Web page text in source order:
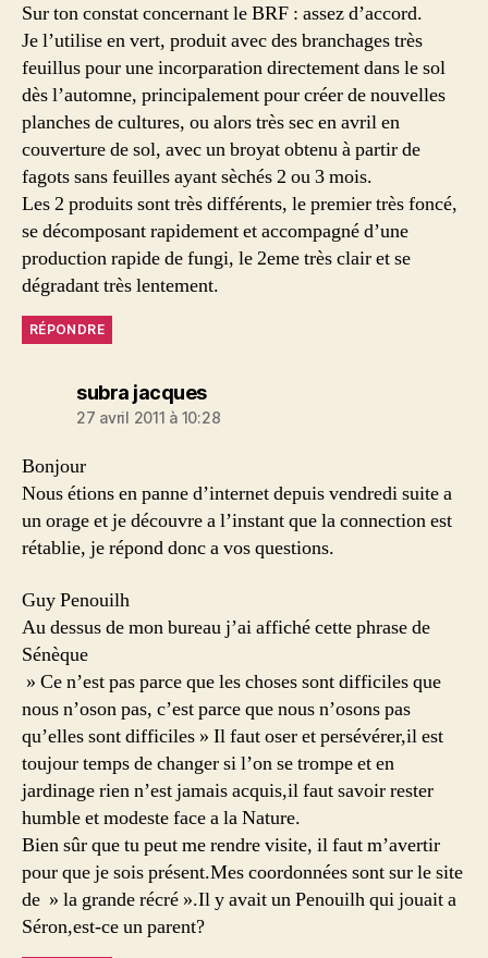
Sur ton constat concernant le BRF : assez d’accord.
Je l’utilise en vert, produit avec des branchages très
feuillus pour une incorparation directement dans le sol
dès l’automne, principalement pour créer de nouvelles
planches de cultures, ou alors très sec en avril en
couverture de sol, avec un broyat obtenu à partir de
fagots sans feuilles ayant sèchés 2 ou 3 mois.
Les 2 produits sont très différents, le premier très foncé,
se décomposant rapidement et accompagné d’une
production rapide de fungi, le 2eme très clair et se
dégradant très lentement.
RÉPONDRE
subra jacquesdit :
27 avril 2011 à 10:28
Bonjour
Nous étions en panne d’internet depuis vendredi suite a
un orage et je découvre a l’instant que la connection est
rétablie, je répond donc a vos questions.
Guy Penouilh
Au dessus de mon bureau j’ai affiché cette phrase de
Sénèque
» Ce n’est pas parce que les choses sont difficiles que
nous n’oson pas, c’est parce que nous n’osons pas
qu’elles sont difficiles » Il faut oser et persévérer,il est
toujour temps de changer si l’on se trompe et en
jardinage rien n’est jamais acquis,il faut savoir rester
humble et modeste face a la Nature.
Bien sûr que tu peut me rendre visite, il faut m’avertir
pour que je sois présent.Mes coordonnées sont sur le site
de » la grande récré ».Il y avait un Penouilh qui jouait a
Séron,est-ce un parent?